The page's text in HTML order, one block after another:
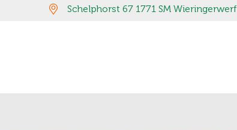
Schelphorst 67 1771 SM Wieringerwerf